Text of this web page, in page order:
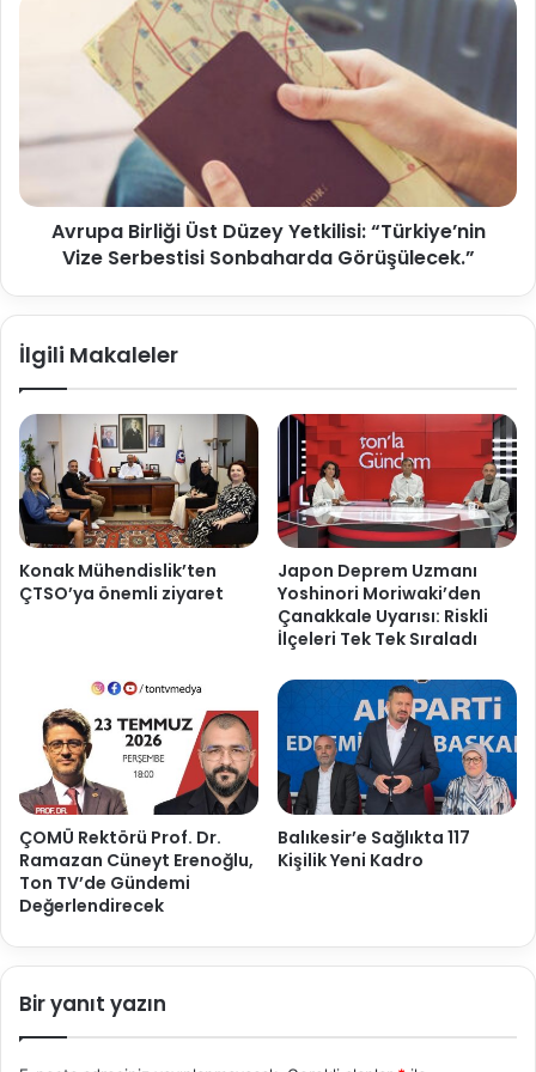
Avrupa Birliği Üst Düzey Yetkilisi: “Türkiye’nin
Vize Serbestisi Sonbaharda Görüşülecek.”
İlgili Makaleler
Konak Mühendislik’ten
ÇTSO’ya önemli ziyaret
Japon Deprem Uzmanı
Yoshinori Moriwaki’den
Çanakkale Uyarısı: Riskli
İlçeleri Tek Tek Sıraladı
ÇOMÜ Rektörü Prof. Dr.
Ramazan Cüneyt Erenoğlu,
Ton TV’de Gündemi
Değerlendirecek
Balıkesir’e Sağlıkta 117
Kişilik Yeni Kadro
Bir yanıt yazın